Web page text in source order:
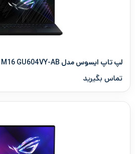
لپ تاپ ایسوس مدل ROG Zephyrus M16 GU604VY-AB
تماس بگیرید